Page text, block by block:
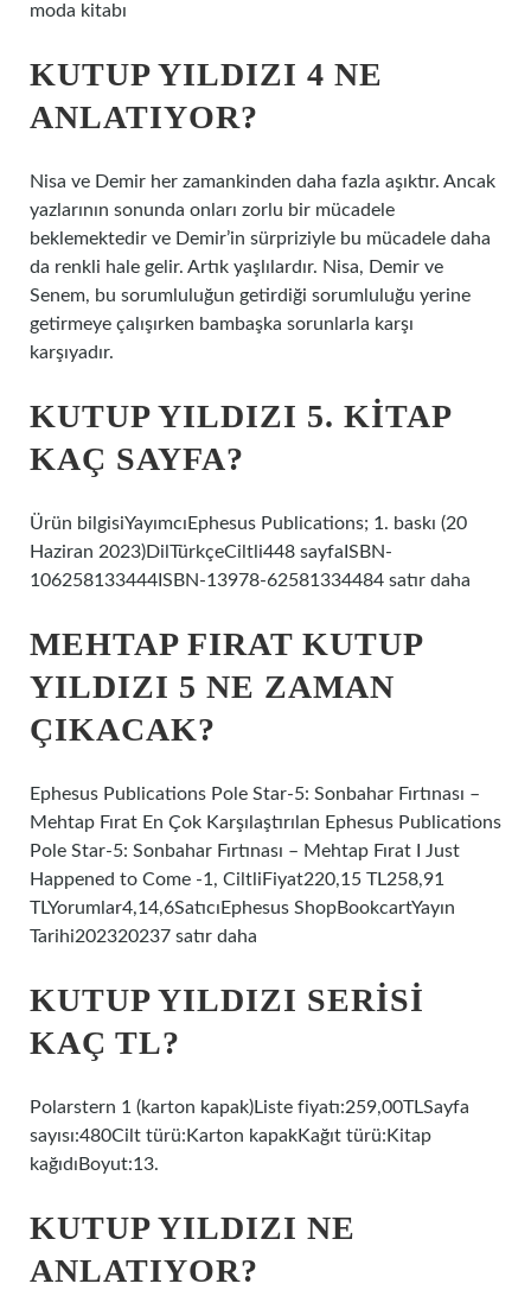
moda kitabı
KUTUP YILDIZI 4 NE
ANLATIYOR?
Nisa ve Demir her zamankinden daha fazla aşıktır. Ancak
yazlarının sonunda onları zorlu bir mücadele
beklemektedir ve Demir’in sürpriziyle bu mücadele daha
da renkli hale gelir. Artık yaşlılardır. Nisa, Demir ve
Senem, bu sorumluluğun getirdiği sorumluluğu yerine
getirmeye çalışırken bambaşka sorunlarla karşı
karşıyadır.
KUTUP YILDIZI 5. KITAP
KAÇ SAYFA?
Ürün bilgisiYayımcı‎Ephesus Publications; 1. baskı (20
Haziran 2023)Dil‎TürkçeCiltli‎448 sayfaISBN-
10‎6258133444ISBN-13‎978-62581334484 satır daha
MEHTAP FIRAT KUTUP
YILDIZI 5 NE ZAMAN
ÇIKACAK?
Ephesus Publications Pole Star-5: Sonbahar Fırtınası –
Mehtap Fırat En Çok Karşılaştırılan Ephesus Publications
Pole Star-5: Sonbahar Fırtınası – Mehtap Fırat I Just
Happened to Come -1, CiltliFiyat220,15 TL258,91
TLYorumlar4,14,6SatıcıEphesus ShopBookcartYayın
Tarihi202320237 satır daha
KUTUP YILDIZI SERISI
KAÇ TL?
Polarstern 1 (karton kapak)Liste fiyatı:259,00TLSayfa
sayısı:480Cilt türü:Karton kapakKağıt türü:Kitap
kağıdıBoyut:13.
KUTUP YILDIZI NE
ANLATIYOR?